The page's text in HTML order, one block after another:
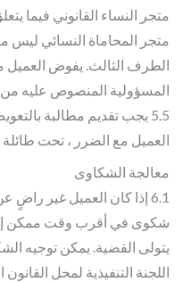
متجر النساء القانوني فيما
متجر المحاماة النسائي ليس
الطرف الثالث. يفوض العميل
المسؤولية المنصوص عليه
5.5 يجب تقديم مطالبة
العميل مع الضرر ، تحت
معالجة الشكاوى
6.1 إذا كان العميل غير
شكوى في أقرب وقت ممكن
يتولى القضية. يمكن توجيه
اللجنة التنفيذية لمحل القانون